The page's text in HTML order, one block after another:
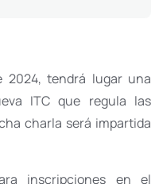
2024, tendrá lugar una
ITC que regula las
charla será impartida
inscripciones en el